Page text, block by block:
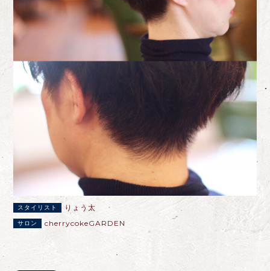
スタイリスト りょう太
サロン cherrycokeGARDEN